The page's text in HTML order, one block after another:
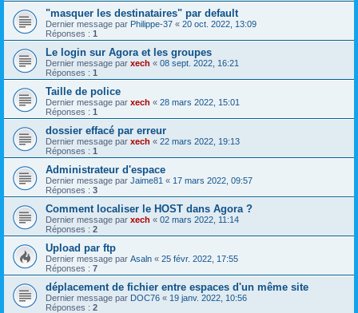
"masquer les destinataires" par default
Dernier message par Philippe-37 « 20 oct. 2022, 13:09
Réponses : 1
Le login sur Agora et les groupes
Dernier message par xech « 08 sept. 2022, 16:21
Réponses : 1
Taille de police
Dernier message par xech « 28 mars 2022, 15:01
Réponses : 1
dossier effacé par erreur
Dernier message par xech « 22 mars 2022, 19:13
Réponses : 1
Administrateur d'espace
Dernier message par Jaime81 « 17 mars 2022, 09:57
Réponses : 3
Comment localiser le HOST dans Agora ?
Dernier message par xech « 02 mars 2022, 11:14
Réponses : 2
Upload par ftp
Dernier message par Asaln « 25 févr. 2022, 17:55
Réponses : 7
déplacement de fichier entre espaces d'un même site
Dernier message par DOC76 « 19 janv. 2022, 10:56
Réponses : 2